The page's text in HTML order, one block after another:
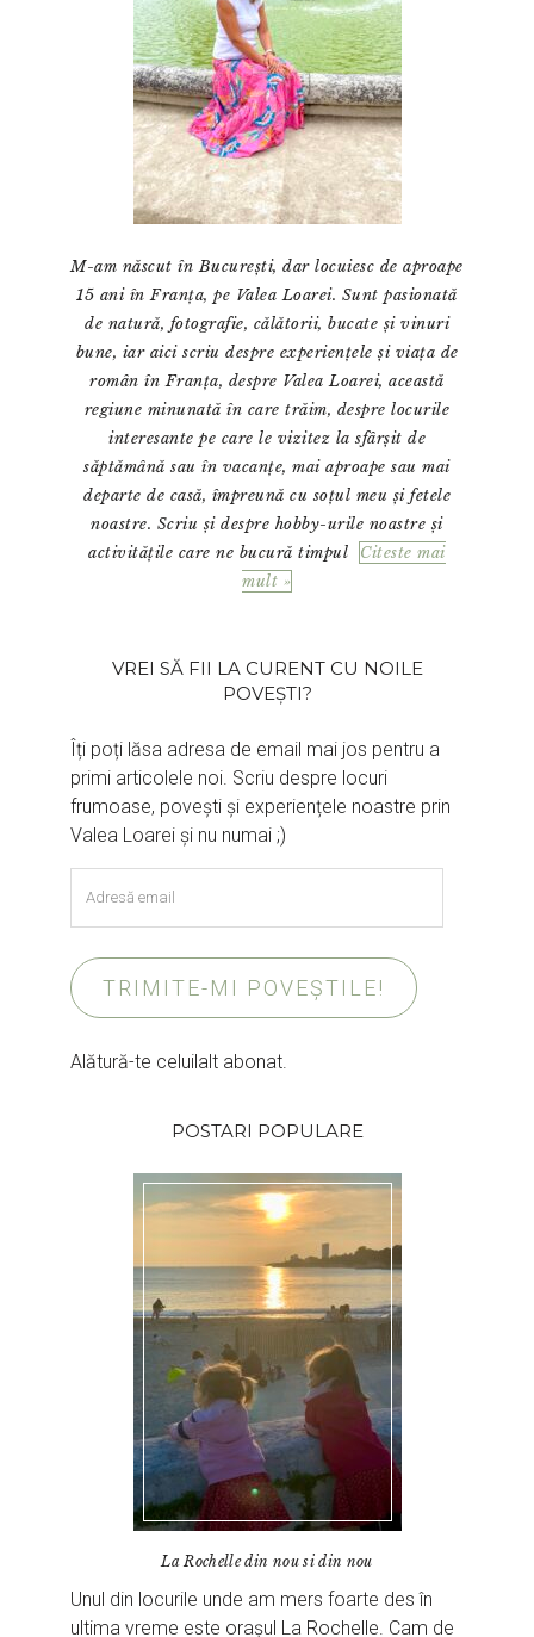
M-am născut în București, dar locuiesc de aproape
15 ani în Franța, pe Valea Loarei. Sunt pasionată
de natură, fotografie, călătorii, bucate și vinuri
bune, iar aici scriu despre experiențele și viața de
român în Franța, despre Valea Loarei, această
regiune minunată în care trăim, despre locurile
interesante pe care le vizitez la sfârșit de
săptămână sau în vacanțe, mai aproape sau mai
departe de casă, împreună cu soțul meu și fetele
noastre. Scriu și despre hobby-urile noastre și
activitățile care ne bucură timpul
Citeste mai
mult »
VREI SĂ FII LA CURENT CU NOILE
POVEȘTI?
Îți poți lăsa adresa de email mai jos pentru a
primi articolele noi. Scriu despre locuri
frumoase, povești și experiențele noastre prin
Valea Loarei și nu numai ;)
email
TRIMITE-MI POVEȘTILE!
Alătură-te celuilalt abonat.
POSTARI POPULARE
La Rochelle din nou si din nou
Unul din locurile unde am mers foarte des în
ultima vreme este orașul La Rochelle. Cam de